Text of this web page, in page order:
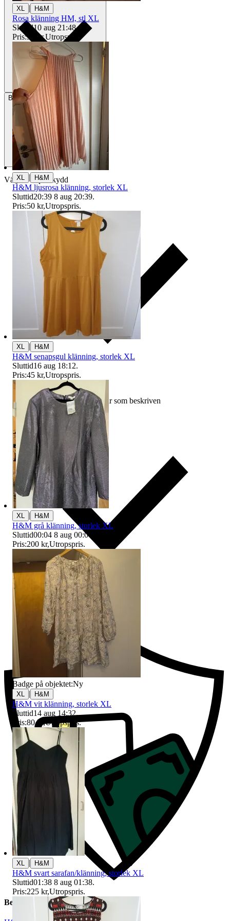
BetalningVia Tradera
Välj till köparskydd
Ersättning om varan inte är som beskriven
Ersättning om du inte får din vara
Beskrivning
XL | H&M
Rosa klänning HM, stl XL
Sluttid10 aug 21:48.
Pris:50 kr,Utropspris
XL | H&M
H&M ljusrosa klänning, storlek XL
Sluttid20:39 8 aug 20:39.
Pris:50 kr,Utropspris.
XL | H&M
H&M senapsgul klänning, storlek XL
Sluttid16 aug 18:12.
Pris:45 kr,Utropspris.
XL | H&M
H&M grå klänning, storlek XL
Sluttid00:04 8 aug 00:04
Pris:200 kr,Utropspris.
Badge på objektet:Ny
XL | H&M
H&M vit klänning, storlek XL
Sluttid14 aug 14:32.
Pris:80 kr ,Utropspris.
XL | H&M
H&M svart sarafan/klänning, storlek XL
Sluttid01:38 8 aug 01:38.
Pris:225 kr,Utropspris.